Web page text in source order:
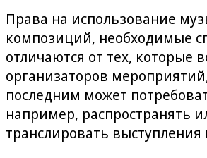
Права на использование
композиций, необходимые
отличаются от тех, которые
организаторов
последним может
например, распространять
транслировать выступления